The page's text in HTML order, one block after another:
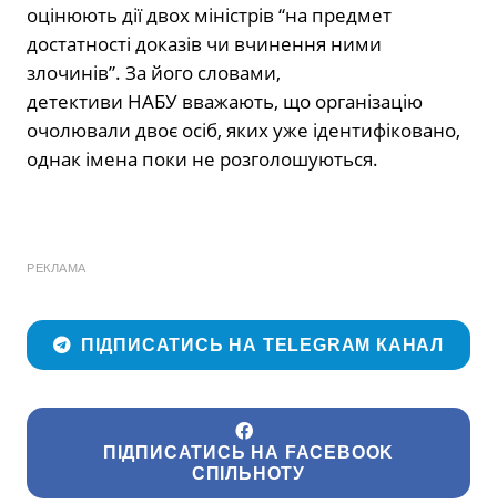
оцінюють дії двох міністрів “на предмет
достатності доказів чи вчинення ними
злочинів”. За його словами,
детективи НАБУ вважають, що організацію
очолювали двоє осіб, яких уже ідентифіковано,
однак імена поки не розголошуються.
РЕКЛАМА
ПІДПИСАТИСЬ НА TELEGRAM КАНАЛ
ПІДПИСАТИСЬ НА FACEBOOK
СПІЛЬНОТУ